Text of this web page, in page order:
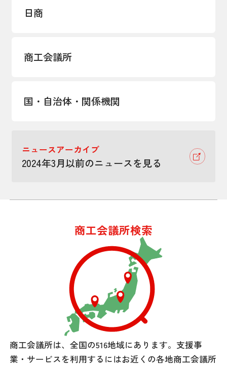
日商
商工会議所
国・自治体・関係機関
ニュースアーカイブ
2024年3月以前のニュースを見る
商工会議所検索
商工会議所は、全国の516地域にあります。 支援事
業・サービスを利用するにはお近くの各地商工会議所